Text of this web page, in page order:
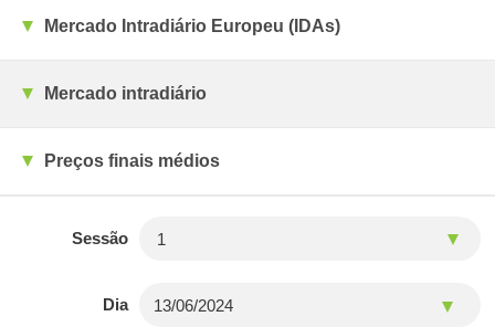
Mercado Intradiário Europeu (IDAs)
Mercado intradiário
Preços finais médios
Sessão
Dia